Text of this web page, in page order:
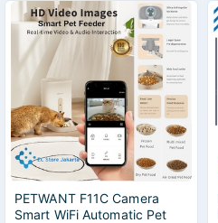
PETWANT F11C Camera
Smart WiFi Automatic Pet